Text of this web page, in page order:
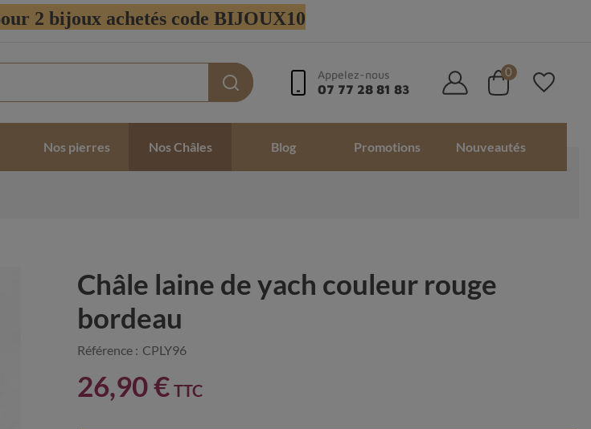
2 bijoux achetés code BIJOUX10
Appelez-nous
07 77 28 81 83
0
Nos pierres Nos Châles Blog Promotions Nouveautés
Châle laine de yach couleur rouge
bordeau
Référence : CPLY96
26,90 € TTC